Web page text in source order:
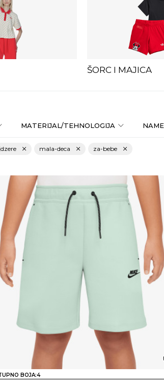
ŠORC I MAJICA
MATERIJAL/TEHNOLOGIJA
mala-deca za-bebe
BOJA:4